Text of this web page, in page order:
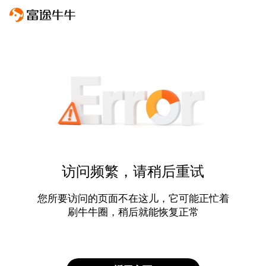
访问频繁，请稍后重试
您所要访问的页面不在这儿，它可能正忙着
刷牛牛圈，稍后就能恢复正常